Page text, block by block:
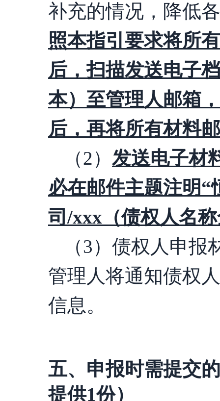
补充的情况，降低
照本指引要求将所
后，扫描发送电子
本）至管理人邮箱
后 ，再将所有材料
（2） 发送电子材
必在邮件主题注明“
司/xxx（债权人名
（3）债权人申报
管理人将通知债权
信息。
五、 申报时需提交
提供1份）